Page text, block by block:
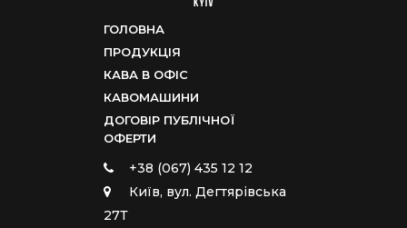
ГОЛОВНА
ПРОДУКЦІЯ
КАВА В ОФІС
КАВОМАШИНИ
ДОГОВІР ПУБЛІЧНОЇ
ОФЕРТИ
+38 (067) 435 12 12
Київ, вул. Дегтярівська
27Т